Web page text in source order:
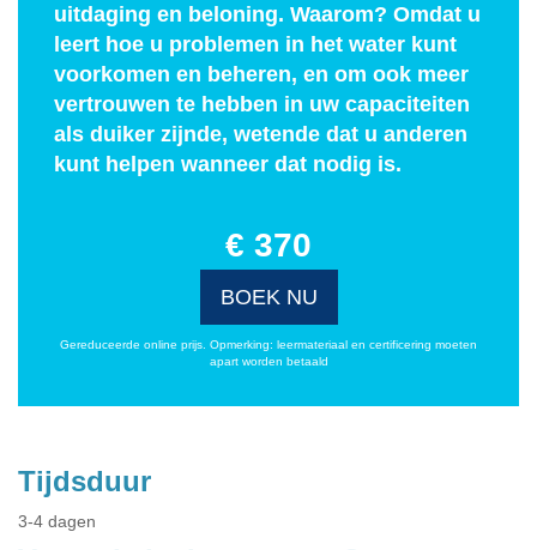
uitdaging en beloning. Waarom? Omdat u
leert hoe u problemen in het water kunt
voorkomen en beheren, en om ook meer
vertrouwen te hebben in uw capaciteiten
als duiker zijnde, wetende dat u anderen
kunt helpen wanneer dat nodig is.
€ 370
BOEK NU
Gereduceerde online prijs. Opmerking: leermateriaal en certificering moeten
apart worden betaald
Tijdsduur
3-4 dagen